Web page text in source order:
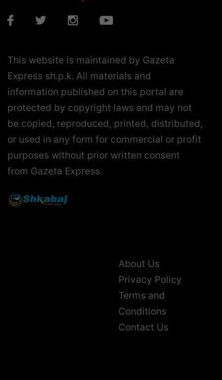
This website is maintained by Gazeta
Express sh.p.k. All materials and
information published on this portal are
protected by copyright laws and may not
be copied, reproduced, printed, distributed,
or used in any form for commercial or profit
purposes without prior written consent
from Gazeta Express.
About Us
Privacy Policy
Terms and
Conditions
Contact Us